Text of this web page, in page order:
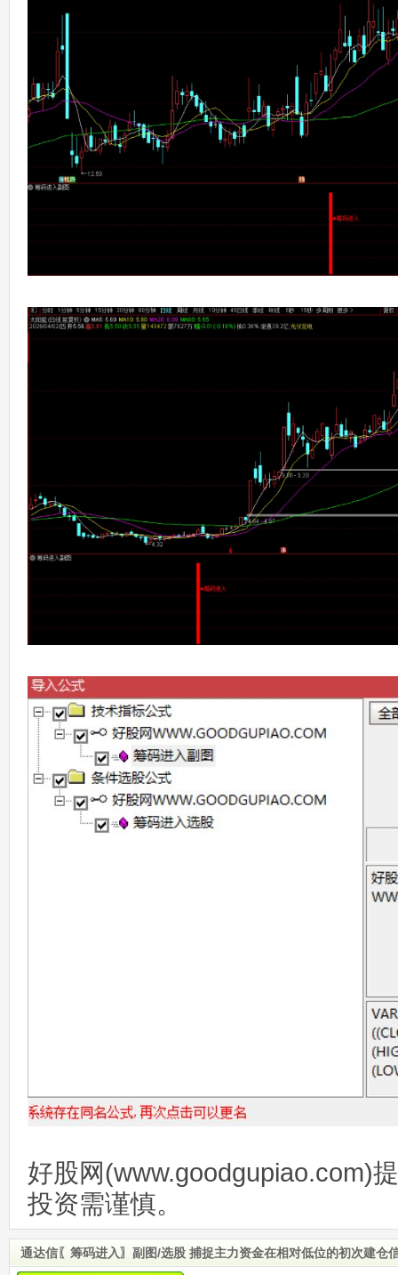
好股网(www.goodgupiao.com)
投资需谨慎。
通达信〖筹码进入〗副图/选股 捕捉主力资金在相对低位的初次建仓